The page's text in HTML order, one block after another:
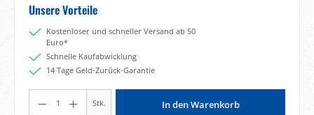
Unsere Vorteile
Kostenloser und schneller Versand ab 50
Euro*
Schnelle Kaufabwicklung
14 Tage Geld-Zurück-Garantie
Produkt Anzahl: Gib den gewünschten Wert ein oder benutze die Schaltflächen um
Stk. In den Warenkorb